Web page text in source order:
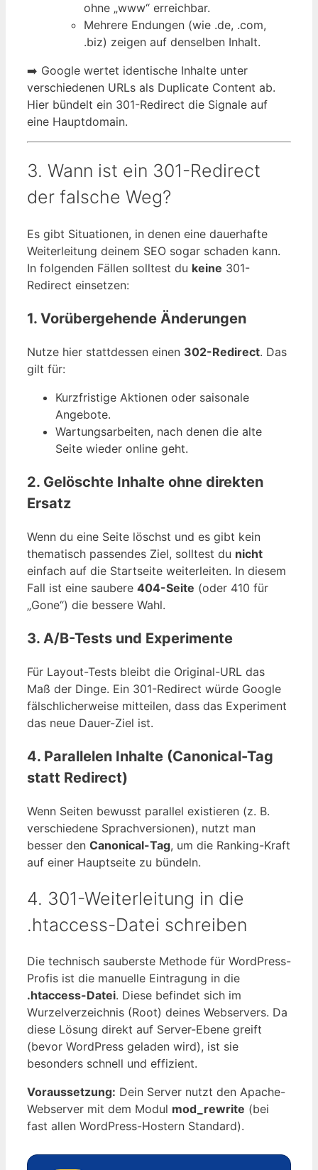
ohne „www“ erreichbar.
Mehrere Endungen (wie .de, .com,
.biz) zeigen auf denselben Inhalt.
➡️ Google wertet identische Inhalte unter
verschiedenen URLs als Duplicate Content ab.
Hier bündelt ein 301-Redirect die Signale auf
eine Hauptdomain.
3. Wann ist ein 301-Redirect
der falsche Weg?
Es gibt Situationen, in denen eine dauerhafte
Weiterleitung deinem SEO sogar schaden kann.
In folgenden Fällen solltest du keine 301-
Redirect einsetzen:
1. Vorübergehende Änderungen
Nutze hier stattdessen einen 302-Redirect. Das
gilt für:
Kurzfristige Aktionen oder saisonale
Angebote.
Wartungsarbeiten, nach denen die alte
Seite wieder online geht.
2. Gelöschte Inhalte ohne direkten
Ersatz
Wenn du eine Seite löschst und es gibt kein
thematisch passendes Ziel, solltest du nicht
einfach auf die Startseite weiterleiten. In diesem
Fall ist eine saubere 404-Seite (oder 410 für
„Gone“) die bessere Wahl.
3. A/B-Tests und Experimente
Für Layout-Tests bleibt die Original-URL das
Maß der Dinge. Ein 301-Redirect würde Google
fälschlicherweise mitteilen, dass das Experiment
das neue Dauer-Ziel ist.
4. Parallelen Inhalte (Canonical-Tag
statt Redirect)
Wenn Seiten bewusst parallel existieren (z. B.
verschiedene Sprachversionen), nutzt man
besser den Canonical-Tag, um die Ranking-Kraft
auf einer Hauptseite zu bündeln.
4. 301-Weiterleitung in die
.htaccess-Datei schreiben
Die technisch sauberste Methode für WordPress-
Profis ist die manuelle Eintragung in die
.htaccess-Datei. Diese befindet sich im
Wurzelverzeichnis (Root) deines Webservers. Da
diese Lösung direkt auf Server-Ebene greift
(bevor WordPress geladen wird), ist sie
besonders schnell und effizient.
Voraussetzung: Dein Server nutzt den Apache-
Webserver mit dem Modul mod_rewrite (bei
fast allen WordPress-Hostern Standard).